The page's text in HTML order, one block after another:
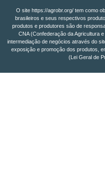
O site https://agrobr.org/ tem como
brasileiros e seus respectivos
produtos e produtores são de
CNA (Confederação da Agricultura
intermediação de negócios através do
exposição e promoção dos produtos,
(Lei Geral de